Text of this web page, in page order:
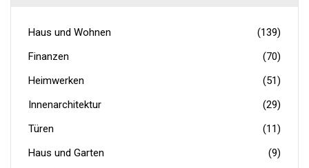
Haus und Wohnen
(139)
Finanzen
(70)
Heimwerken
(51)
Innenarchitektur
(29)
Türen
(11)
Haus und Garten
(9)